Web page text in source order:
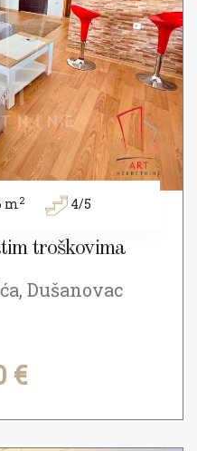
m2 4/5
troškovima
Dušanovac
€